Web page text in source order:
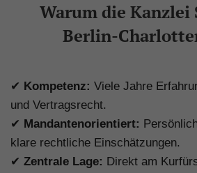
Warum die Kanzlei
Berlin-
✔ Kompetenz: Viele Jahre
und Vertragsrecht.
✔ Mandantenorientiert:
klare rechtliche Einschätzungen.
✔ Zentrale Lage: Direkt am